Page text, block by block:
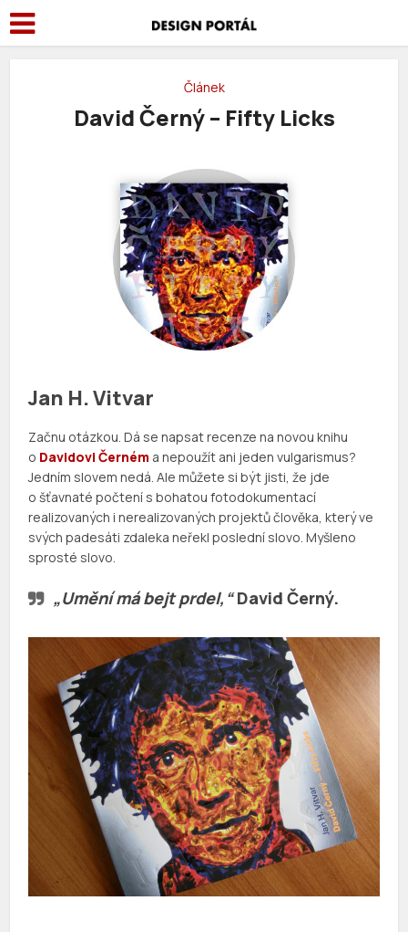
Článek
David Černý – Fifty Licks
Jan H. Vitvar
Začnu otázkou. Dá se napsat recenze na novou knihu
o Davidovi Černém a nepoužít ani jeden vulgarismus?
Jedním slovem nedá. Ale můžete si být jisti, že jde
o šťavnaté počtení s bohatou fotodokumentací
realizovaných i nerealizovaných projektů člověka, který ve
svých padesáti zdaleka neřekl poslední slovo. Myšleno
sprosté slovo.
„Umění má bejt prdel,“David Černý.